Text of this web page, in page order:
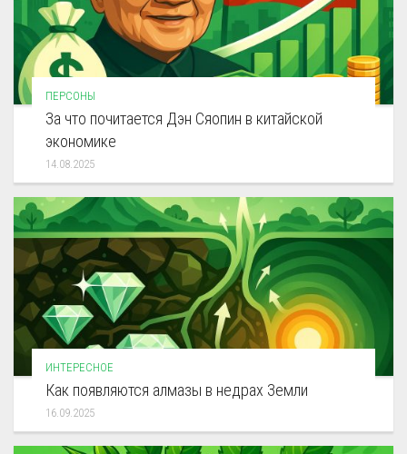
ПЕРСОНЫ
За что почитается Дэн Сяопин в китайской
экономике
14.08.2025
ИНТЕРЕСНОЕ
Как появляются алмазы в недрах Земли
16.09.2025